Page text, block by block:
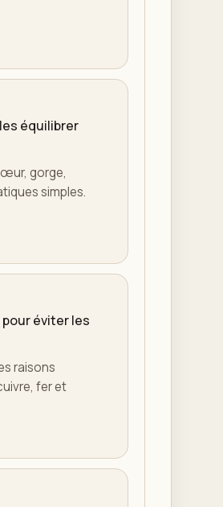
équilibrer
gorge,
simples.
éviter les
raisons
fer et